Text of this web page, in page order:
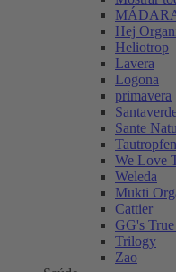
Hej
Heliotrop
Lavera
Logona
primavera
Sante
Tautropfen
We Love
Weleda
Mukti
Cattier
GG's
Trilogy
Zao